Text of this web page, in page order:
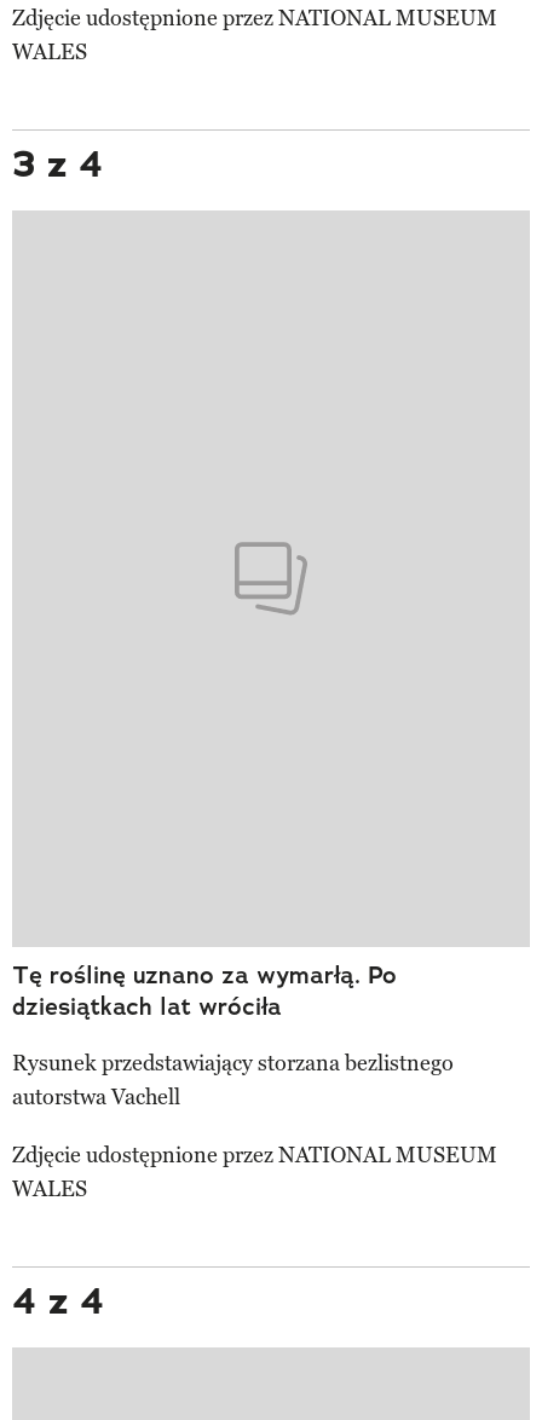
Zdjęcie udostępnione przez NATIONAL MUSEUM
WALES
3 z 4
Tę roślinę uznano za wymarłą. Po
dziesiątkach lat wróciła
Rysunek przedstawiający storzana bezlistnego
autorstwa Vachell
Zdjęcie udostępnione przez NATIONAL MUSEUM
WALES
4 z 4